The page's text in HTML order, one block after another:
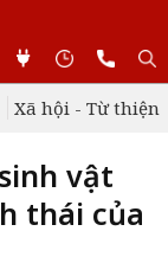
Xã hội - Từ thiện
vật
thái của